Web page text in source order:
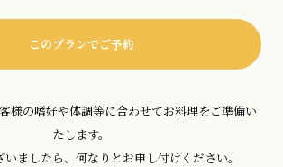
このプランでご予約
様の嗜好や体調等に合わせてお料理をご準備い
たします。
いましたら、何なりとお申し付けください。